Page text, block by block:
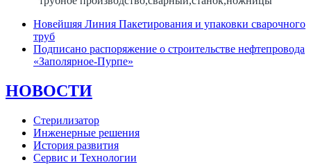
Новейшяя Линия Пакетирования и упаковки сварочного
труб
Подписано распоряжение о строительстве нефтепровода
«Заполярное-Пурпе»
НОВОСТИ
Стерилизатор
Инженерные решения
История развития
Сервис и Технологии